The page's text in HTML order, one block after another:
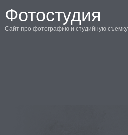
Фотостудия
Сайт про фотографию и студийную съемку